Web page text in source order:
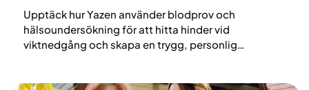
Upptäck hur Yazen använder blodprov och
hälsoundersökning för att hitta hinder vid
viktnedgång och skapa en trygg, personlig